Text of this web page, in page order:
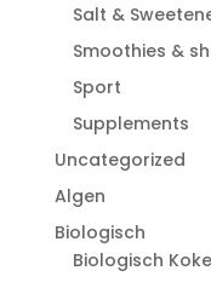
Salt &
Smoothies &
Sport
Supplements
Uncategorized
Algen
Biologisch
Biologisch